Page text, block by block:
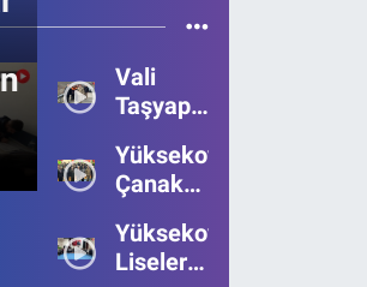
Vali
Taşyapan,
Bölgesinde
İncelemelerde
Bulundu
Yüksekova’da
Çanakkale
111.Yılı
Kutlandı
Yüksekova’da
Liseler